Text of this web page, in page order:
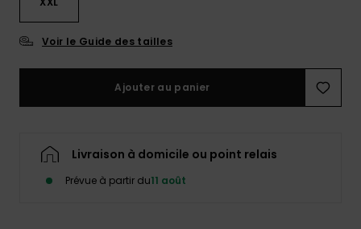
Voir le Guide des tailles
Ajouter au panier
Livraison à domicile ou point relais
Prévue à partir du11 août